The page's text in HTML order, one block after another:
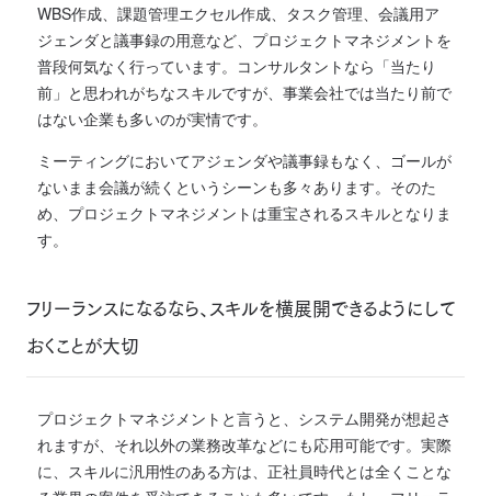
WBS作成、課題管理エクセル作成、タスク管理、会議用ア
ジェンダと議事録の用意など、プロジェクトマネジメントを
普段何気なく行っています。 コンサルタントなら「当たり
前」と思われがちなスキルですが、事業会社では当たり前で
はない企業も多いのが実情です。
ミーティングにおいてアジェンダや議事録もなく、ゴールが
ないまま会議が続くというシーンも多々あります。 そのた
め、プロジェクトマネジメントは重宝されるスキルとなりま
す。
フリーランスになるなら、スキルを横展開できるようにして
おくことが大切
プロジェクトマネジメントと言うと、システム開発が想起さ
れますが、それ以外の業務改革などにも応用可能です。 実際
に、スキルに汎用性のある方は、正社員時代とは全くことな